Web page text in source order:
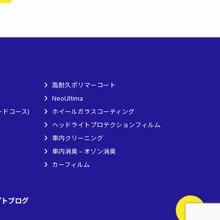
高耐久ポリマーコート
NeoUltima
コース)
ホイールガラスコーティング
ヘッドライトプロテクションフィルム
車内クリーニング
車内消臭 – オゾン消臭
カーフィルム
ブログ